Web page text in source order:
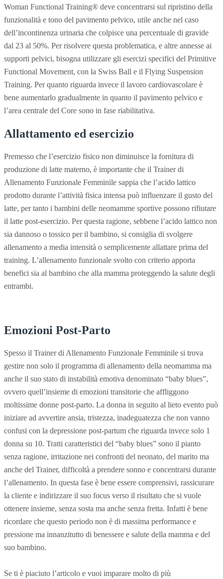
Woman Functional Training® deve concentrarsi sul ripristino della
funzionalità e tono del pavimento pelvico, utile anche nel caso
dell’incontinenza urinaria che colpisce una percentuale di gravide
dal 23 al 50%. Per risolvere questa problematica, e altre annesse ai
supporti pelvici, bisogna utilizzare gli esercizi specifici del Primitive
Functional Movement, con la Swiss Ball e il Flying Suspension
Training. Per quanto riguarda invece il lavoro cardiovascolare è
bene aumentarlo gradualmente in quanto il pavimento pelvico e
l’area centrale del Core sono in fase riabilitativa.
Allattamento ed esercizio
Premesso che l’esercizio fisico non diminuisce la fornitura di
produzione di latte materno, è importante che il Trainer di
Allenamento Funzionale Femminile sappia che l’acido lattico
prodotto durante l’attività fisica intensa può influenzare il gusto del
latte, per tanto i bambini delle neomamme sportive possono rifiutare
il latte post-esercizio. Per questa ragione, sebbene l’acido lattico non
sia dannoso o tossico per il bambino, si consiglia di svolgere
allenamento a media intensità o semplicemente allattare prima del
training. L’allenamento funzionale svolto con criterio apporta
benefici sia al bambino che alla mamma proteggendo la salute degli
entrambi.
Emozioni Post-Parto
Spesso il Trainer di Allenamento Funzionale Femminile si trova
gestire non solo il programma di allenamento della neomamma ma
anche il suo stato di instabilità emotiva denominato “baby blues”,
ovvero quell’insieme di emozioni transitorie che affliggono
moltissime donne post-parto. La donna in seguito al lieto evento può
iniziare ad avvertire ansia, tristezza, inadeguatezza che non vanno
confusi con la depressione post-partum che riguarda invece solo 1
donna su 10. Tratti caratteristici del “baby blues” sono il pianto
senza ragione, irritazione nei confronti del neonato, del marito ma
anche del Trainer, difficoltà a prendere sonno e concentrarsi durante
l’allenamento. In questa fase è bene essere comprensivi, rassicurare
la cliente e indirizzare il suo focus verso il risultato che si vuole
ottenere insieme, senza sosta ma anche senza fretta. Infatti è bene
ricordare che questo periodo non è di massima performance e
pressione ma innanzitutto di benessere e salute della mamma e del
suo bambino.
Se ti è piaciuto l’articolo e vuoi imparare molto di più